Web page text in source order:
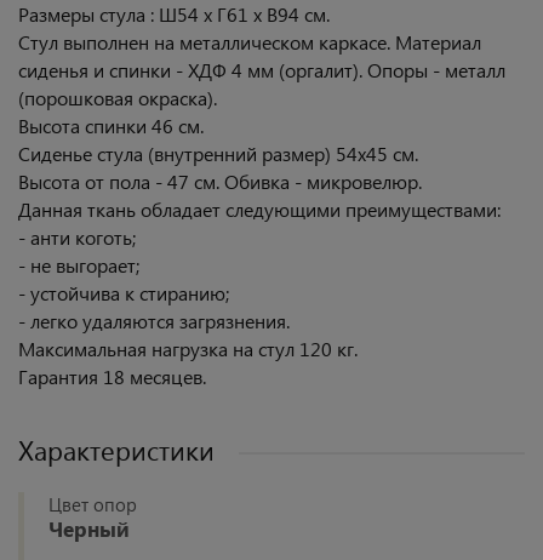
Размеры стула : Ш54 х Г61 х В94 см.
Стул выполнен на металлическом каркасе. Материал
сиденья и спинки - ХДФ 4 мм (оргалит). Опоры - металл
(порошковая окраска).
Высота спинки 46 см.
Сиденье стула (внутренний размер) 54х45 см.
Высота от пола - 47 см. Обивка - микровелюр.
Данная ткань обладает следующими преимуществами:
- анти коготь;
- не выгорает;
- устойчива к стиранию;
- легко удаляются загрязнения.
Максимальная нагрузка на стул 120 кг.
Гарантия 18 месяцев.
Характеристики
Цвет опор
Черный